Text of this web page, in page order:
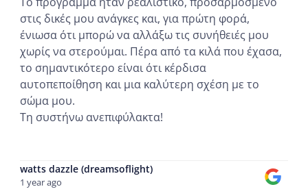
στις δικές μου ανάγκες και, για πρώτη φορά,
ένιωσα ότι μπορώ να αλλάξω τις συνήθειές μου
χωρίς να στερούμαι. Πέρα από τα κιλά που έχασα,
το σημαντικότερο είναι ότι κέρδισα
αυτοπεποίθηση και μια καλύτερη σχέση με το
σώμα μου.
Τη συστήνω ανεπιφύλακτα!
watts dazzle (dreamsoflight)
1 year ago